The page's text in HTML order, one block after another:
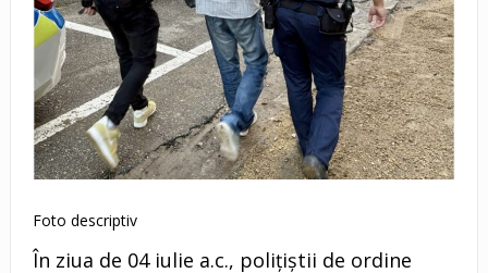
Foto descriptiv
În ziua de 04 iulie a.c., polițiștii de ordine